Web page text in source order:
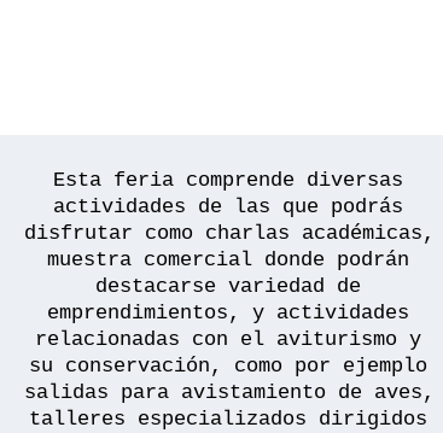
Esta feria comprende diversas
actividades de las que podrás
disfrutar como charlas académicas,
muestra comercial donde podrán
destacarse variedad de
emprendimientos, y actividades
relacionadas con el aviturismo y
su conservación, como por ejemplo
salidas para avistamiento de aves,
talleres especializados dirigidos